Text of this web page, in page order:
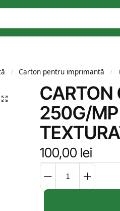
/ Carton pentru imprimantă /
CARTON
250G/
100,00 lei